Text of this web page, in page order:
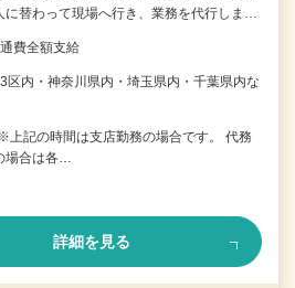
に替わって現場へ行き、業務を代行しま…
費全額支給
区内・神奈川県内・埼玉県内・千葉県内な
記の時間は支店勤務の場合です。 代務
場合は各…
詳細を見る